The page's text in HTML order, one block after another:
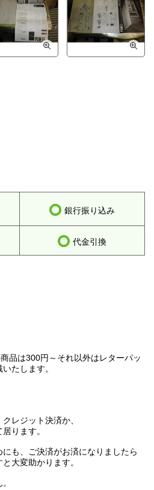
銀行振り込み
代金引換
品は300円～それ以外はレターパッ
たします。
レジット決済か、
ります。
も、ご決済がお済になりましたら
大変助かります。